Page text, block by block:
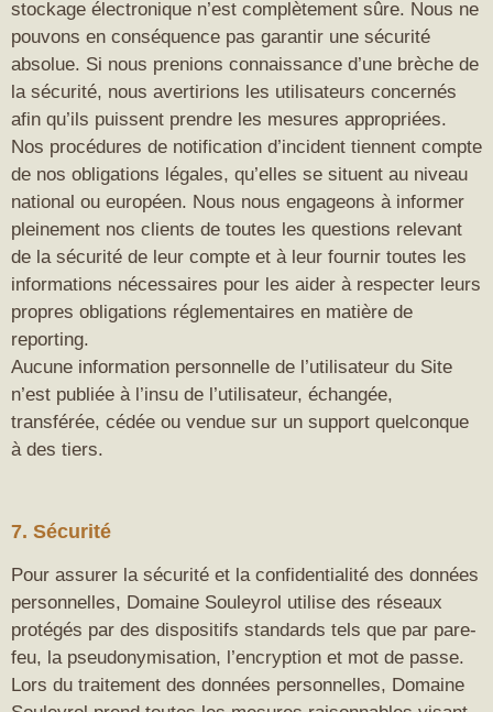
stockage électronique n’est complètement sûre. Nous ne
pouvons en conséquence pas garantir une sécurité
absolue. Si nous prenions connaissance d’une brèche de
la sécurité, nous avertirions les utilisateurs concernés
afin qu’ils puissent prendre les mesures appropriées.
Nos procédures de notification d’incident tiennent compte
de nos obligations légales, qu’elles se situent au niveau
national ou européen. Nous nous engageons à informer
pleinement nos clients de toutes les questions relevant
de la sécurité de leur compte et à leur fournir toutes les
informations nécessaires pour les aider à respecter leurs
propres obligations réglementaires en matière de
reporting.
Aucune information personnelle de l’utilisateur du Site
n’est publiée à l’insu de l’utilisateur, échangée,
transférée, cédée ou vendue sur un support quelconque
à des tiers.
7. Sécurité
Pour assurer la sécurité et la confidentialité des données
personnelles, Domaine Souleyrol utilise des réseaux
protégés par des dispositifs standards tels que par pare-
feu, la pseudonymisation, l’encryption et mot de passe.
Lors du traitement des données personnelles, Domaine